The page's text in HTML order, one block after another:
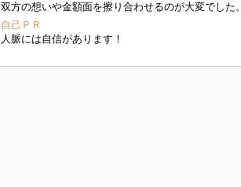
双方の想いや金額面を擦り合わせるのが大変でした。
自己ＰＲ
人脈には自信があります！